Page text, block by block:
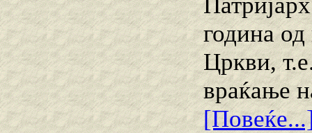
година
Цркви,
враќање